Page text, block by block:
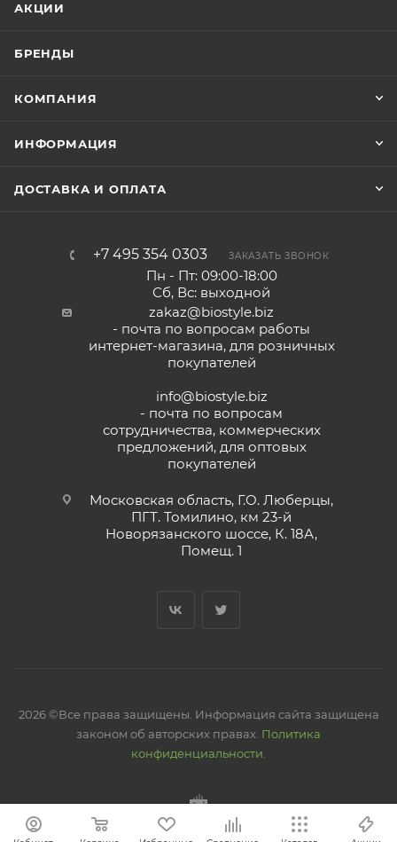
АКЦИИ
БРЕНДЫ
КОМПАНИЯ
ИНФОРМАЦИЯ
ДОСТАВКА И ОПЛАТА
+7 495 354 0303 ЗАКАЗАТЬ ЗВОНОК
Пн - Пт: 09:00-18:00
Сб, Вс: выходной
zakaz@biostyle.biz
- почта по вопросам работы
интернет-магазина, для розничных
покупателей
info@biostyle.biz
- почта по вопросам
сотрудничества, коммерческих
предложений, для оптовых
покупателей
Московская область, Г.О. Люберцы,
ПГТ. Томилино, км 23-й
Новорязанского шоссе, К. 18А,
Помещ. 1
2026 ©Все права защищены. Информация сайта защищена
законом об авторских правах. Политика
конфиденциальности.